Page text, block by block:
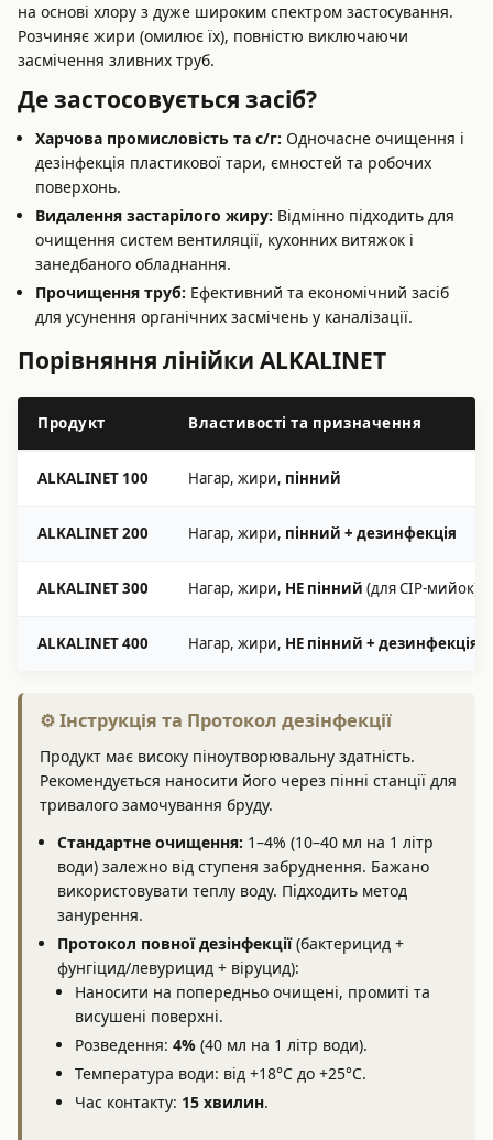
на основі хлору з дуже широким спектром застосування.
Розчиняє жири (омилює їх), повністю виключаючи
засмічення зливних труб.
Де застосовується засіб?
Харчова промисловість та с/г: Одночасне очищення і
дезінфекція пластикової тари, ємностей та робочих
поверхонь.
Видалення застарілого жиру: Відмінно підходить для
очищення систем вентиляції, кухонних витяжок і
занедбаного обладнання.
Прочищення труб: Ефективний та економічний засіб
для усунення органічних засмічень у каналізації.
Порівняння лінійки ALKALINET
Продукт Властивості та призначення
ALKALINET 100 Нагар, жири, пінний
ALKALINET 200 Нагар, жири, пінний + дезинфекція
ALKALINET 300 Нагар, жири, НЕ пінний (для CIP-мийок)
ALKALINET 400 Нагар, жири, НЕ пінний + дезинфекція
⚙️ Інструкція та Протокол дезінфекції
Продукт має високу піноутворювальну здатність.
Рекомендується наносити його через пінні станції для
тривалого замочування бруду.
Стандартне очищення: 1–4% (10–40 мл на 1 літр
води) залежно від ступеня забруднення. Бажано
використовувати теплу воду. Підходить метод
занурення.
Протокол повної дезінфекції(бактерицид +
фунгіцид/левурицид + віруцид):
Наносити на попередньо очищені, промиті та
висушені поверхні.
Розведення: 4% (40 мл на 1 літр води).
Температура води: від +18°C до +25°C.
Час контакту: 15 хвилин.